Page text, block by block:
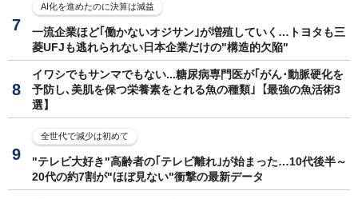
AI化を進めたのに決算は減益
一流企業ほど｢働かないオジサン｣が増殖していく…トヨタも三
菱UFJも逃れられない日本企業だけの"構造的欠陥"
イワシでもサンマでもない...糖尿病専門医が｢がん･動脈硬化を
予防し､美肌を保つ栄養素をとれる魚の種類｣【最強の魚活術3
選】
全世代で減少は初めて
"テレビ大好き"高齢者の｢テレビ離れ｣が始まった…10代後半～
20代の約7割が"ほぼ見ない"衝撃の最新データ